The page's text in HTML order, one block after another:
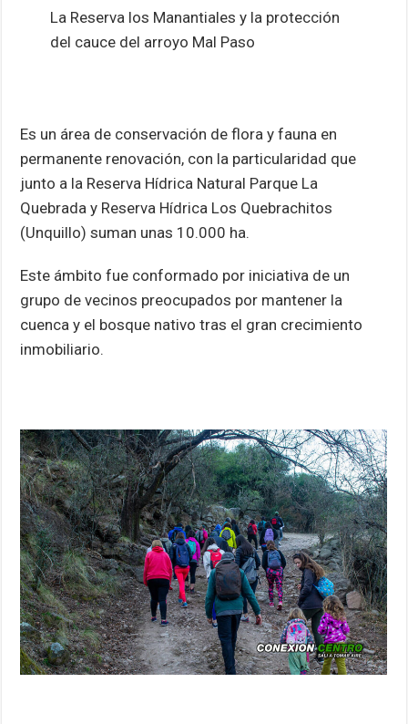
La Reserva los Manantiales y la protección
del cauce del arroyo Mal Paso
Es un área de conservación de flora y fauna en
permanente renovación, con la particularidad que
junto a la Reserva Hídrica Natural Parque La
Quebrada y Reserva Hídrica Los Quebrachitos
(Unquillo) suman unas 10.000 ha.
Este ámbito fue conformado por iniciativa de un
grupo de vecinos preocupados por mantener la
cuenca y el bosque nativo tras el gran crecimiento
inmobiliario.